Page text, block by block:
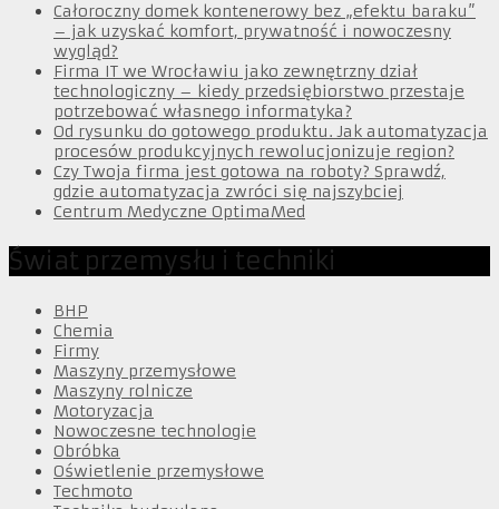
Całoroczny domek kontenerowy bez „efektu baraku”
– jak uzyskać komfort, prywatność i nowoczesny
wygląd?
Firma IT we Wrocławiu jako zewnętrzny dział
technologiczny – kiedy przedsiębiorstwo przestaje
potrzebować własnego informatyka?
Od rysunku do gotowego produktu. Jak automatyzacja
procesów produkcyjnych rewolucjonizuje region?
Czy Twoja firma jest gotowa na roboty? Sprawdź,
gdzie automatyzacja zwróci się najszybciej
Centrum Medyczne OptimaMed
Świat przemysłu i techniki
BHP
Chemia
Firmy
Maszyny przemysłowe
Maszyny rolnicze
Motoryzacja
Nowoczesne technologie
Obróbka
Oświetlenie przemysłowe
Techmoto